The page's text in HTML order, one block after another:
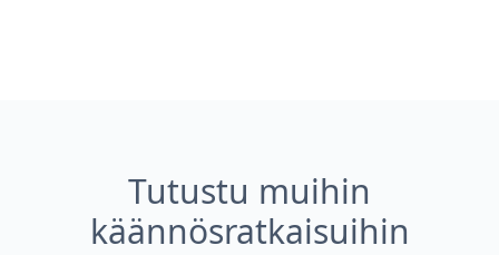
Tutustu muihin
käännösratkaisuihin